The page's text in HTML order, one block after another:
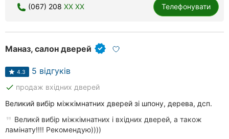
Чернівці
Суми
Франківськ
Луцьк
Карпати
(067) 208 XX XX Телефонувати
Маназ, салон дверей
4.3 5 відгуків
done продаж вхідних дверей
Великий вибір міжкімнатних дверей зі шпону, дерева, дсп.
Великй вибір міжкімнатних і вхідних дверей, а також
ламінату!!!! Рекомендую))))